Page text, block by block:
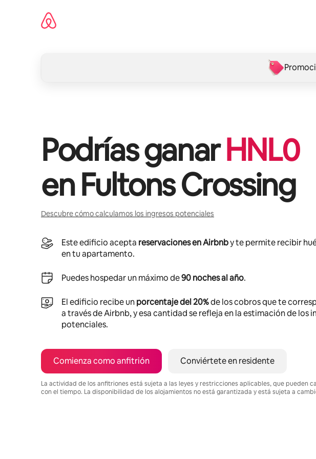
Podrías ganarHNL0
enFultons Crossing
Descubre cómo calculamos los ingresos potenciales
Este edificio acepta reservaciones en Airbnby te permite recibir
en tu apartamento.
Puedes hospedar un máximo de90 noches al año.
El edificio recibe unporcentaje del 20%de los cobros que te
a través de Airbnb, y esa cantidad se refleja en la estimación de los
potenciales.
Comienza como anfitrión Conviértete en residente
La actividad de los anfitriones está sujeta a las leyes y restricciones aplicables, que pueden
con el tiempo. La disponibilidad de los alojamientos no está garantizada y está sujeta a